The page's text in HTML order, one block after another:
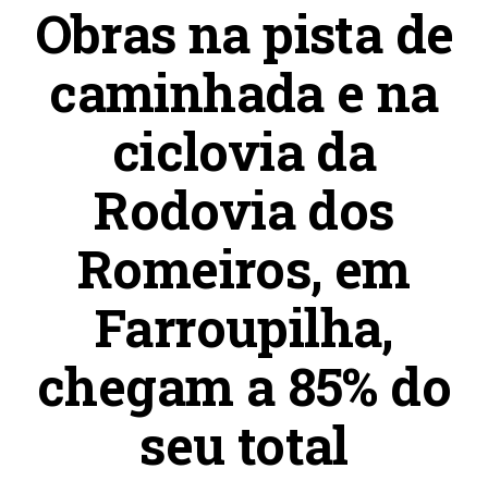
Obras na pista de
caminhada e na
ciclovia da
Rodovia dos
Romeiros, em
Farroupilha,
chegam a 85% do
seu total